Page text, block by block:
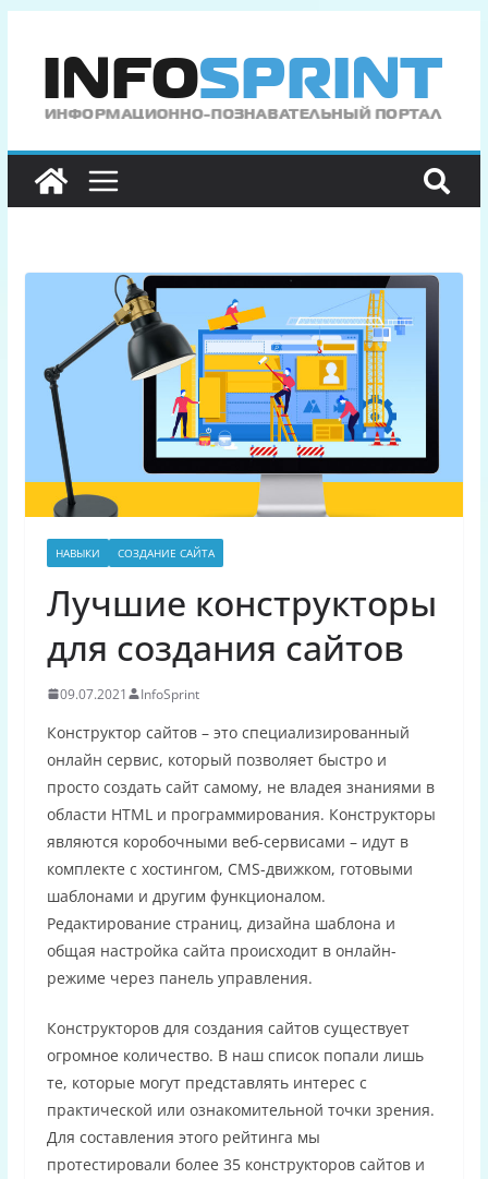
содержимому
НАВЫКИ СОЗДАНИЕ САЙТА
Лучшие конструкторы
для создания сайтов
09.07.2021 InfoSprint
Конструктор сайтов – это специализированный
онлайн сервис, который позволяет быстро и
просто создать сайт самому, не владея знаниями в
области HTML и программирования. Конструкторы
являются коробочными веб-сервисами – идут в
комплекте с хостингом, CMS-движком, готовыми
шаблонами и другим функционалом.
Редактирование страниц, дизайна шаблона и
общая настройка сайта происходит в онлайн-
режиме через панель управления.
Конструкторов для создания сайтов существует
огромное количество. В наш список попали лишь
те, которые могут представлять интерес с
практической или ознакомительной точки зрения.
Для составления этого рейтинга мы
протестировали более 35 конструкторов сайтов и